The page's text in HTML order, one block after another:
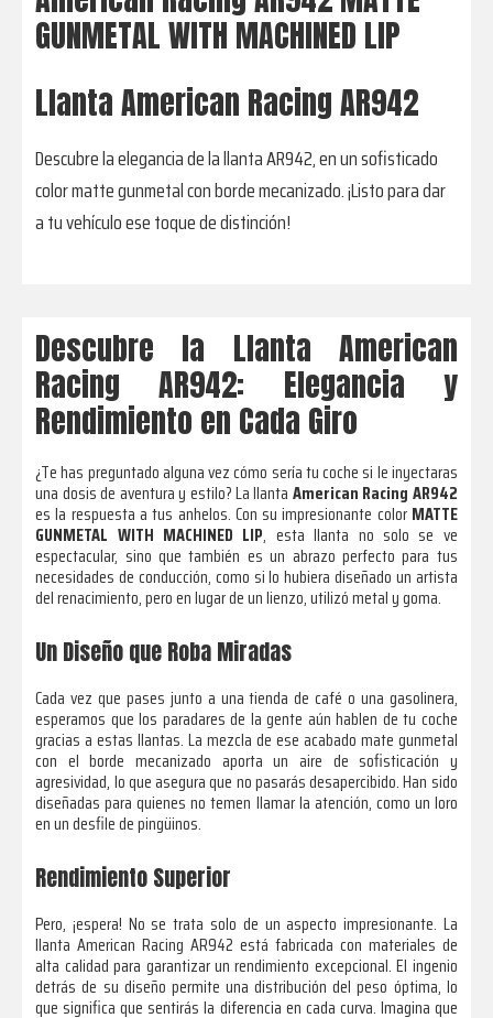
GUNMETAL WITH MACHINED LIP
Llanta American Racing AR942
Descubre la elegancia de la llanta AR942, en un sofisticado
color matte gunmetal con borde mecanizado. ¡Listo para dar
a tu vehículo ese toque de distinción!
Descubre la Llanta American
Racing AR942: Elegancia y
Rendimiento en Cada Giro
¿Te has preguntado alguna vez cómo sería tu coche si le inyectaras
una dosis de aventura y estilo? La llanta American Racing AR942
es la respuesta a tus anhelos. Con su impresionante color MATTE
GUNMETAL WITH MACHINED LIP, esta llanta no solo se ve
espectacular, sino que también es un abrazo perfecto para tus
necesidades de conducción, como si lo hubiera diseñado un artista
del renacimiento, pero en lugar de un lienzo, utilizó metal y goma.
Un Diseño que Roba Miradas
Cada vez que pases junto a una tienda de café o una gasolinera,
esperamos que los paradares de la gente aún hablen de tu coche
gracias a estas llantas. La mezcla de ese acabado mate gunmetal
con el borde mecanizado aporta un aire de sofisticación y
agresividad, lo que asegura que no pasarás desapercibido. Han sido
diseñadas para quienes no temen llamar la atención, como un loro
en un desfile de pingüinos.
Rendimiento Superior
Pero, ¡espera! No se trata solo de un aspecto impresionante. La
llanta American Racing AR942 está fabricada con materiales de
alta calidad para garantizar un rendimiento excepcional. El ingenio
detrás de su diseño permite una distribución del peso óptima, lo
que significa que sentirás la diferencia en cada curva. Imagina que